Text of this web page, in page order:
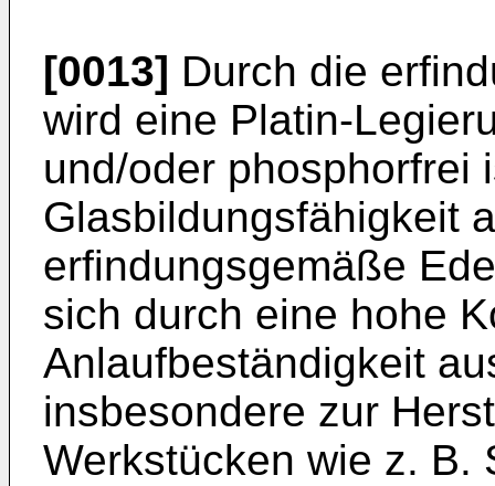
[0013] Durch die
wird eine Platin-
und/oder phosphorfrei
Glasbildungsfähigkeit
erfindungsgemäße
sich durch eine hohe
Anlaufbeständigkeit
insbesondere zur
Werkstücken wie z. B.